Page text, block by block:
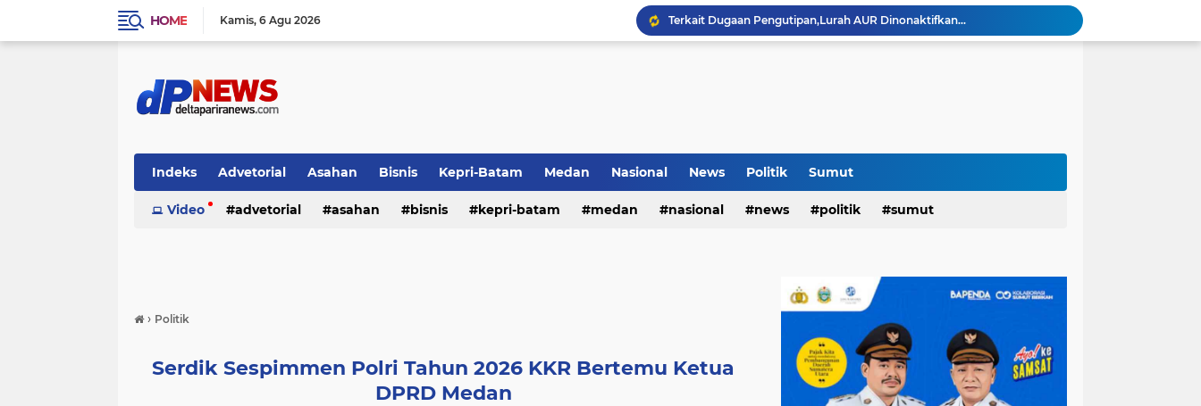
HOME Kamis 6 Agu 2026
Terkait Dugaan Pengutipan,Lurah AUR Dinonaktifkan...
Rico Jadi Duta Penggerak Ayah Teladan Kota Medan,Plh Sekda Medan Pun Hadir...
Rico Hunjuk Kepala Inspektorat Erfin Fachrur Razi Sebagai Plh Sekda Medan: Mantan Pejabat Sergai...
Indeks Advetorial Asahan Bisnis Kepri-Batam Medan Nasional News Politik Sumut
Video advetorial asahan bisnis kepri-batam medan nasional news politik sumut
› Politik
Serdik Sespimmen Polri Tahun 2026 KKR Bertemu Ketua
DPRD Medan